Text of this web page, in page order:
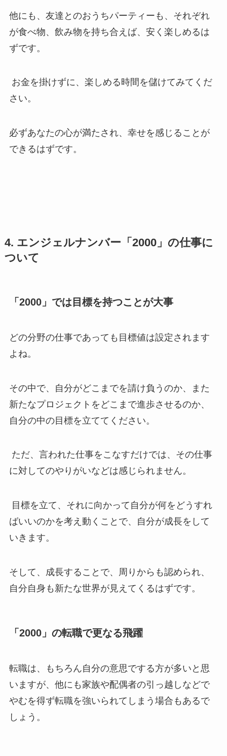
他にも、友達とのおうちパーティーも、それぞれ
が食べ物、飲み物を持ち合えば、安く楽しめるは
ずです。
お金を掛けずに、楽しめる時間を儲けてみてくだ
さい。
必ずあなたの心が満たされ、幸せを感じることが
できるはずです。
4. エンジェルナンバー「2000」の仕事に
ついて
「2000」では目標を持つことが大事
どの分野の仕事であっても目標値は設定されます
よね。
その中で、自分がどこまでを請け負うのか、また
新たなプロジェクトをどこまで進歩させるのか、
自分の中の目標を立ててください。
ただ、言われた仕事をこなすだけでは、その仕事
に対してのやりがいなどは感じられません。
目標を立て、それに向かって自分が何をどうすれ
ばいいのかを考え動くことで、自分が成長をして
いきます。
そして、成長することで、周りからも認められ、
自分自身も新たな世界が見えてくるはずです。
「2000」の転職で更なる飛躍
転職は、もちろん自分の意思でする方が多いと思
いますが、他にも家族や配偶者の引っ越しなどで
やむを得ず転職を強いられてしまう場合もあるで
しょう。